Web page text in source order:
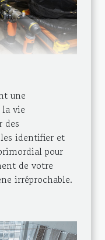
une
vie
des
identifier et
pour
de votre
irréprochable.